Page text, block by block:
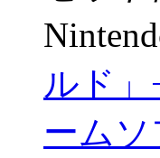
ルド
ーム